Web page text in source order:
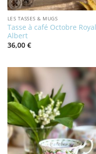
LES TASSES & MUGS
Tasse à café Octobre Royal
Albert
36,00 €